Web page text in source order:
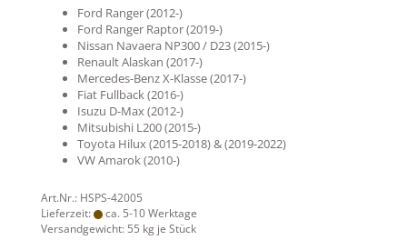
Ford Ranger (2012-)
Ford Ranger Raptor (2019-)
Nissan Navaera NP300 / D23 (2015-)
Renault Alaskan (2017-)
Mercedes-Benz X-Klasse (2017-)
Fiat Fullback (2016-)
Isuzu D-Max (2012-)
Mitsubishi L200 (2015-)
Toyota Hilux (2015-2018) & (2019-2022)
VW Amarok (2010-)
Art.Nr.: HSPS-42005
Lieferzeit:
ca. 5-10 Werktage
Versandgewicht: 55 kg je Stück